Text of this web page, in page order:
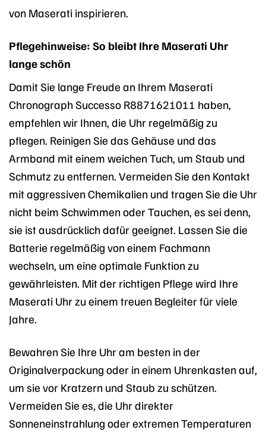
von Maserati inspirieren.
Pflegehinweise: So bleibt Ihre Maserati Uhr
lange schön
Damit Sie lange Freude an Ihrem Maserati
Chronograph Successo R8871621011 haben,
empfehlen wir Ihnen, die Uhr regelmäßig zu
pflegen. Reinigen Sie das Gehäuse und das
Armband mit einem weichen Tuch, um Staub und
Schmutz zu entfernen. Vermeiden Sie den Kontakt
mit aggressiven Chemikalien und tragen Sie die Uhr
nicht beim Schwimmen oder Tauchen, es sei denn,
sie ist ausdrücklich dafür geeignet. Lassen Sie die
Batterie regelmäßig von einem Fachmann
wechseln, um eine optimale Funktion zu
gewährleisten. Mit der richtigen Pflege wird Ihre
Maserati Uhr zu einem treuen Begleiter für viele
Jahre.
Bewahren Sie Ihre Uhr am besten in der
Originalverpackung oder in einem Uhrenkasten auf,
um sie vor Kratzern und Staub zu schützen.
Vermeiden Sie es, die Uhr direkter
Sonneneinstrahlung oder extremen Temperaturen